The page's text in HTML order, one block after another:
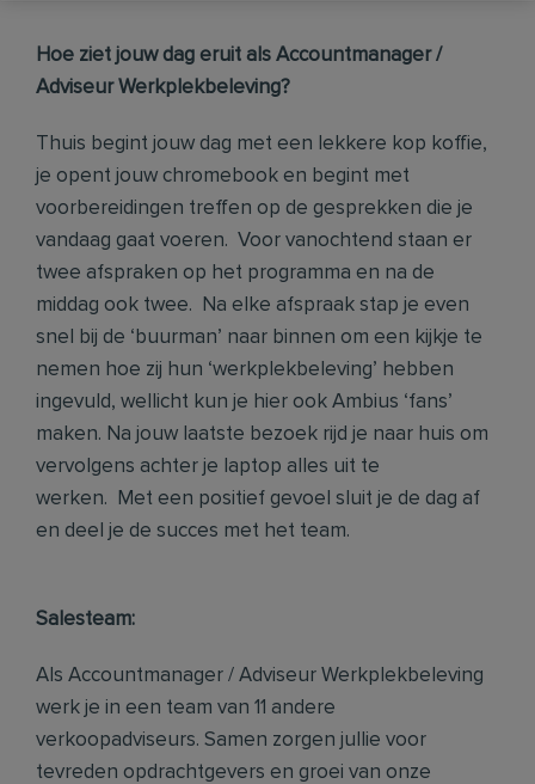
Hoe ziet jouw dag eruit als Accountmanager /
Adviseur Werkplekbeleving?
Thuis begint jouw dag met een lekkere kop koffie,
je opent jouw chromebook en begint met
voorbereidingen treffen op de gesprekken die je
vandaag gaat voeren. Voor vanochtend staan er
twee afspraken op het programma en na de
middag ook twee. Na elke afspraak stap je even
snel bij de ‘buurman’ naar binnen om een kijkje te
nemen hoe zij hun ‘werkplekbeleving’ hebben
ingevuld, wellicht kun je hier ook Ambius ‘fans’
maken. Na jouw laatste bezoek rijd je naar huis om
vervolgens achter je laptop alles uit te
werken. Met een positief gevoel sluit je de dag af
en deel je de succes met het team.
Salesteam:
Als Accountmanager / Adviseur Werkplekbeleving
werk je in een team van 11 andere
verkoopadviseurs. Samen zorgen jullie voor
tevreden opdrachtgevers en groei van onze